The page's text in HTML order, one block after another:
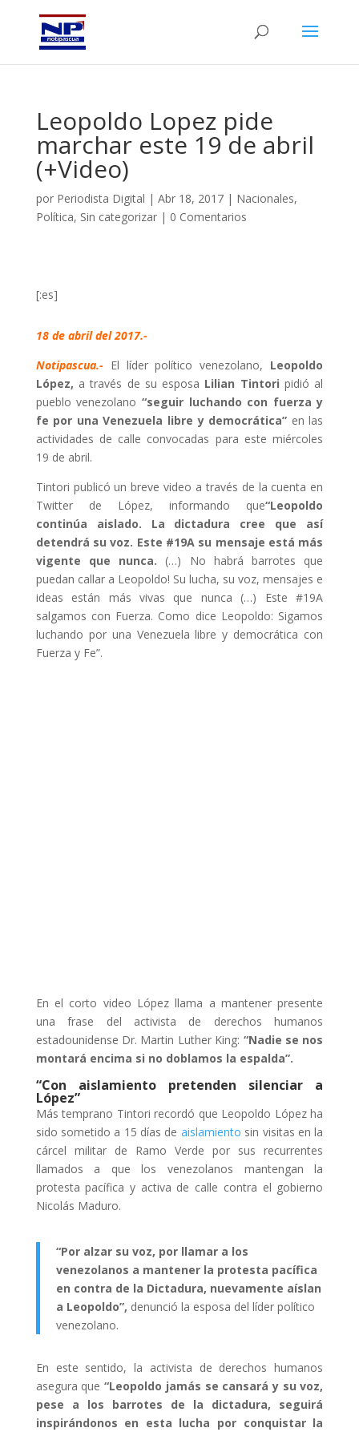
Leopoldo Lopez pide
marchar este 19 de abril
(+Video)
por Periodista Digital | Abr 18, 2017| Nacionales,
Política, Sin categorizar| 0 Comentarios
[:es]
18 de abril del 2017.-
Notipascua.- El líder político venezolano, Leopoldo
López, a través de su esposa Lilian Tintori pidió al
pueblo venezolano “seguir luchando con fuerza y
fe por una Venezuela libre y democrática” en las
actividades de calle convocadas para este miércoles
19 de abril.
Tintori publicó un breve video a través de la cuenta en
Twitter de López, informando que“Leopoldo
continúa aislado. La dictadura cree que así
detendrá su voz. Este #19A su mensaje está más
vigente que nunca. (…) No habrá barrotes que
puedan callar a Leopoldo! Su lucha, su voz, mensajes e
ideas están más vivas que nunca (…) Este #19A
salgamos con Fuerza. Como dice Leopoldo: Sigamos
luchando por una Venezuela libre y democrática con
Fuerza y Fe”.
En el corto video López llama a mantener presente
una frase del activista de derechos humanos
estadounidense Dr. Martin Luther King: “Nadie se nos
montará encima si no doblamos la espalda”.
“Con aislamiento pretenden silenciar a
López”
Más temprano Tintori recordó que Leopoldo López ha
sido sometido a 15 días de aislamiento sin visitas en la
cárcel militar de Ramo Verde por sus recurrentes
llamados a que los venezolanos mantengan la
protesta pacífica y activa de calle contra el gobierno
Nicolás Maduro.
“Por alzar su voz, por llamar a los
venezolanos a mantener la protesta pacífica
en contra de la Dictadura, nuevamente aíslan
a Leopoldo”, denunció la esposa del líder político
venezolano.
En este sentido, la activista de derechos humanos
asegura que“Leopoldo jamás se cansará y su voz,
pese a los barrotes de la dictadura, seguirá
inspirándonos en esta lucha por conquistar la